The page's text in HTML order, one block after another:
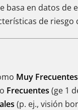
basa en datos
de riesgo
Muy Frecuentes
Frecuentes (ge 1
(p. ej., visión